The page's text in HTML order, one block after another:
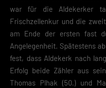
war für die Aldekerker
Frischzellenkur und die
am Ende der ersten fast
Angelegenheit. Spätestens
fest, dass Aldekerk nach
Erfolg beide Zähler aus
Thomas Plhak (50.) und